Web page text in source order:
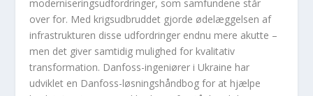
moderniseringsudfordringer, som samfundene står
over for. Med krigsudbruddet gjorde ødelæggelsen af ​​
infrastrukturen disse udfordringer endnu mere akutte –
men det giver samtidig mulighed for kvalitativ
transformation. Danfoss-ingeniører i Ukraine har
udviklet en Danfoss-løsningshåndbog for at hjælpe